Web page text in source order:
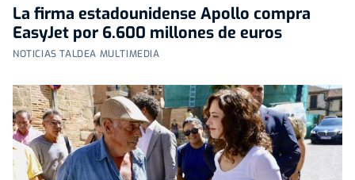
La firma estadounidense Apollo compra
EasyJet por 6.600 millones de euros
NOTICIAS TALDEA MULTIMEDIA